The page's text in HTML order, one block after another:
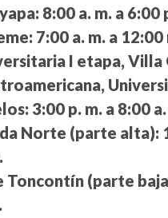
8:00 a. m. a 6:00
7:00 a. m. a 12:00
I etapa, Villa
3:00 p. m. a 8:00
Norte (parte alta):
Toncontín (parte